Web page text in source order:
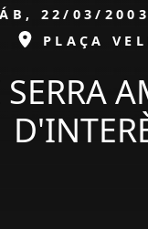
22/03/
ESPAI
PLAÇA